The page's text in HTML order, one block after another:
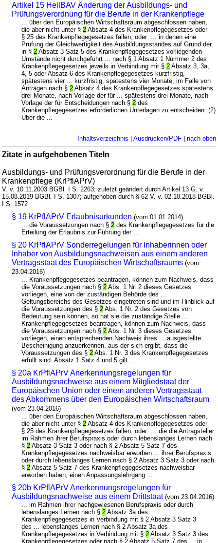
Artikel 15 HeilBAV Änderung der Ausbildungs- und
Prüfungsverordnung für die Berufe in der Krankenpflege
... über den Europäischen Wirtschaftsraum abgeschlossen haben,
die aber nicht unter § 2 Absatz 4 des Krankenpflegegesetzes oder
§ 25 des Krankenpflegegesetzes fallen, oder ... in denen eine
Prüfung der Gleichwertigkeit des Ausbildungsstandes auf Grund der
in § 2 Absatz 3 Satz 5 des Krankenpflegegesetzes vorliegenden
Umstände nicht durchgeführt ... nach § 1 Absatz 1 Nummer 2 des
Krankenpflegegesetzes jeweils in Verbindung mit § 2 Absatz 3, 3a,
4, 5 oder Absatz 6 des Krankenpflegegesetzes kurzfristig,
spätestens vier ... kurzfristig, spätestens vier Monate, im Falle von
Anträgen nach § 2 Absatz 4 des Krankenpflegegesetzes spätestens
drei Monate, nach Vorlage der für ... spätestens drei Monate, nach
Vorlage der für Entscheidungen nach § 2 des
Krankenpflegegesetzes erforderlichen Unterlagen zu entscheiden. (2)
Über die ...
Inhaltsverzeichnis | Ausdrucken/PDF| nach oben
Zitate in aufgehobenen Titeln
Ausbildungs- und Prüfungsverordnung für die Berufe in der
Krankenpflege (KrPflAPrV)
V. v. 10.11.2003 BGBl. I S. 2263; zuletzt geändert durch Artikel 13 G. v.
15.08.2019 BGBl. I S. 1307; aufgehoben durch § 62 V. v. 02.10.2018 BGBl.
I S. 1572
§ 19 KrPflAPrV Erlaubnisurkunden (vom 01.01.2014)
... die Voraussetzungen nach § 2 des Krankenpflegegesetzes für die
Erteilung der Erlaubnis zur Führung der ...
§ 20 KrPflAPrV Sonderregelungen für Inhaberinnen oder
Inhaber von Ausbildungsnachweisen aus einem anderen
Vertragsstaat des Europäischen Wirtschaftsraums (vom
23.04.2016)
... Krankenpflegegesetzes beantragen, können zum Nachweis, dass
die Voraussetzungen nach § 2 Abs. 1 Nr. 2 dieses Gesetzes
vorliegen, eine von der zuständigen Behörde des ...
Geltungsbereichs des Gesetzes eingetreten sind und im Hinblick auf
die Voraussetzungen des § 2 Abs. 1 Nr. 2 des Gesetzes von
Bedeutung sein können, so hat sie die zuständige Stelle ...
Krankenpflegegesetzes beantragen, können zum Nachweis, dass
die Voraussetzungen nach § 2 Abs. 1 Nr. 3 dieses Gesetzes
vorliegen, einen entsprechenden Nachweis ihres ... ausgestellte
Bescheinigung anzuerkennen, aus der sich ergibt, dass die
Voraussetzungen des § 2 Abs. 1 Nr. 3 des Krankenpflegegesetzes
erfüllt sind. Absatz 1 Satz 4 und 5 gilt ...
§ 20a KrPflAPrV Anerkennungsregelungen für
Ausbildungsnachweise aus einem Mitgliedstaat der
Europäischen Union oder einem anderen Vertragsstaat
des Abkommens über den Europäischen Wirtschaftsraum
(vom 23.04.2016)
... über den Europäischen Wirtschaftsraum abgeschlossen haben,
die aber nicht unter § 2 Absatz 4 des Krankenpflegegesetzes oder
§ 25 des Krankenpflegegesetzes fallen, oder ... die die Antragsteller
im Rahmen ihrer Berufspraxis oder durch lebenslanges Lernen nach
§ 2 Absatz 3 Satz 3 oder nach § 2 Absatz 5 Satz 7 des
Krankenpflegegesetzes nachweisbar erworben ... ihrer Berufspraxis
oder durch lebenslanges Lernen nach § 2 Absatz 3 Satz 3 oder nach
§ 2 Absatz 5 Satz 7 des Krankenpflegegesetzes nachweisbar
erworben haben, einen Anpassungslehrgang ...
§ 20b KrPflAPrV Anerkennungsregelungen für
Ausbildungsnachweise aus einem Drittstaat (vom 23.04.2016)
... im Rahmen ihrer nachgewiesenen Berufspraxis oder durch
lebenslanges Lernen nach § 2 Absatz 3a des
Krankenpflegegesetzes in Verbindung mit § 2 Absatz 3 Satz 3
des ... lebenslanges Lernen nach § 2 Absatz 3a des
Krankenpflegegesetzes in Verbindung mit § 2 Absatz 3 Satz 3 des
Krankenpflegegesetzes oder nach § 2 Absatz 5 Satz 7 des ... in